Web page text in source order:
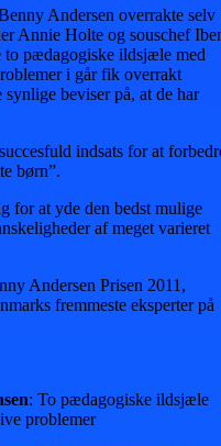
Andersen overrakte selv
Annie Holte og souschef
to pædagogiske ildsjæle med
i går fik overrakt
beviser på, at de har
indsats for at
børn”.
for at yde den bedst mulige
af meget varieret
Andersen Prisen 2011,
fremmeste eksperter på
: To pædagogiske ildsjæle
problemer